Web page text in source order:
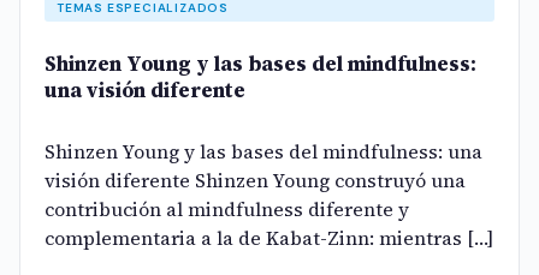
TEMAS ESPECIALIZADOS
Shinzen Young y las bases del mindfulness:
una visión diferente
Shinzen Young y las bases del mindfulness: una
visión diferente Shinzen Young construyó una
contribución al mindfulness diferente y
complementaria a la de Kabat-Zinn: mientras […]